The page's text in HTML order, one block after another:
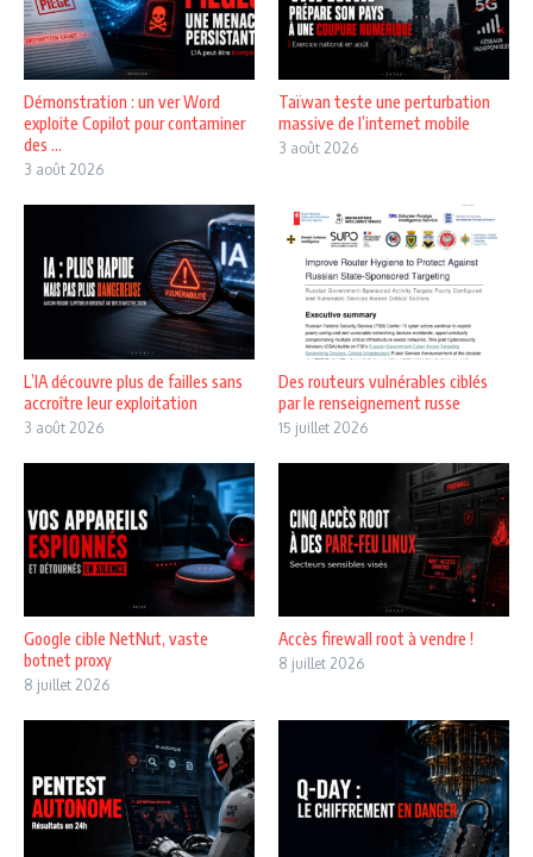
Démonstration : un ver Word
exploite Copilot pour contaminer
des ...
3 août 2026
Taïwan teste une perturbation
massive de l’internet mobile
3 août 2026
L’IA découvre plus de failles sans
accroître leur exploitation
3 août 2026
Des routeurs vulnérables ciblés
par le renseignement russe
15 juillet 2026
Google cible NetNut, vaste
botnet proxy
8 juillet 2026
Accès firewall root à vendre !
8 juillet 2026